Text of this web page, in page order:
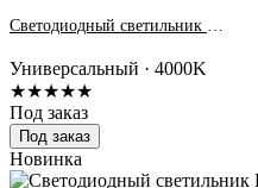
Универсальный · 4000K
★★★★★
Под заказ
Под заказ
Новинка